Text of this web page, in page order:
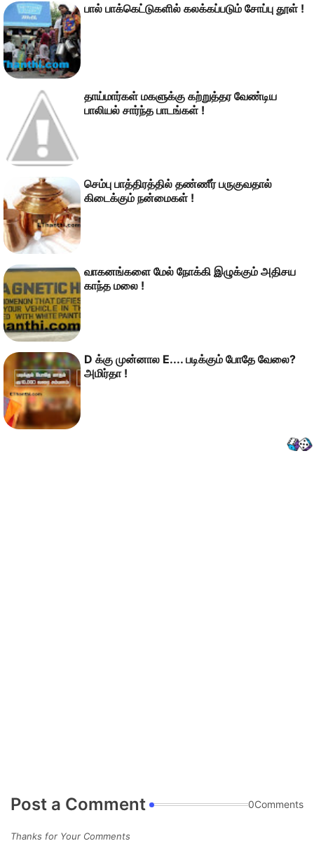
பால் பாக்கெட்டுகளில் கலக்கப்படும் சோப்பு தூள் !
தாய்மார்கள் மகளுக்கு கற்றுத்தர வேண்டிய
பாலியல் சார்ந்த‌ பாடங்கள் !
செம்பு பாத்திரத்தில் தண்ணீர் பருகுவதால்
கிடைக்கும் நன்மைகள் !
வாகனங்களை மேல் நோக்கி இழுக்கும் அதிசய
காந்த மலை !
D க்கு முன்னால E.... படிக்கும் போதே வேலை?
அமிர்தா !
Post a Comment 0Comments
Thanks for Your Comments